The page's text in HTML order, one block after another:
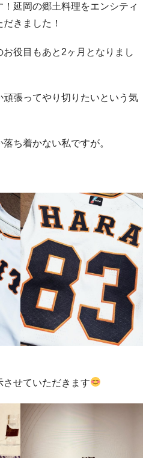
延岡の郷土料理をエンシティ
きました！
役目もあと2ヶ月となりまし
頑張ってやり切りたいという気
ち着かない私ですが。
せていただきます